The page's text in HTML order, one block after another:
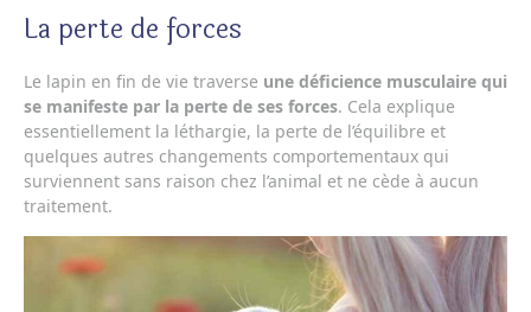
La perte de forces
Le lapin en fin de vie traverse une déficience musculaire qui
se manifeste par la perte de ses forces. Cela explique
essentiellement la léthargie, la perte de l’équilibre et
quelques autres changements comportementaux qui
surviennent sans raison chez l’animal et ne cède à aucun
traitement.